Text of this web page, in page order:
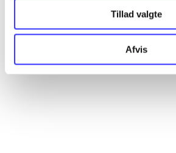
Tillad valgte
Afvis